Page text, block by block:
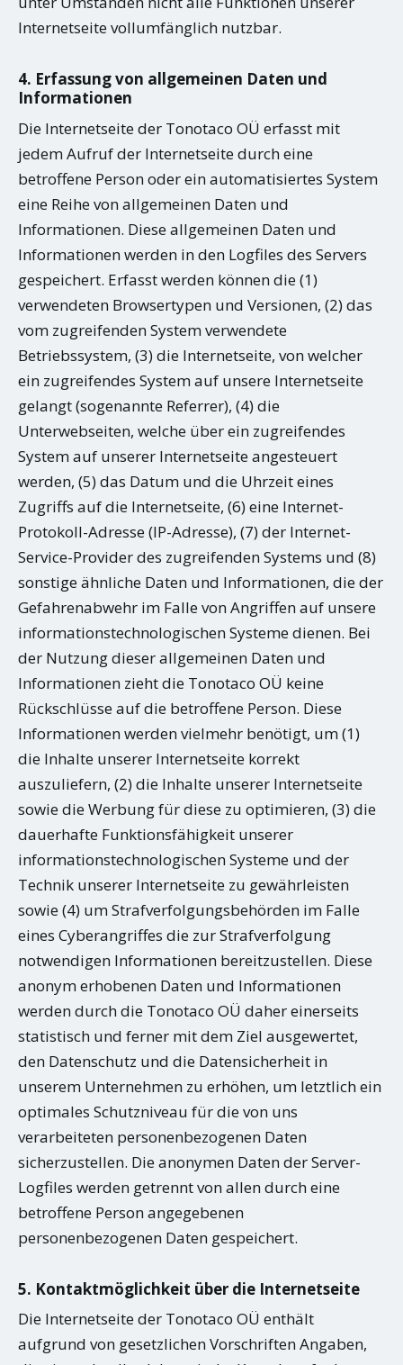
Internetseite vollumfänglich nutzbar.
4. Erfassung von allgemeinen Daten und
Informationen
Die Internetseite der Tonotaco OÜ erfasst mit
jedem Aufruf der Internetseite durch eine
betroffene Person oder ein automatisiertes System
eine Reihe von allgemeinen Daten und
Informationen. Diese allgemeinen Daten und
Informationen werden in den Logfiles des Servers
gespeichert. Erfasst werden können die (1)
verwendeten Browsertypen und Versionen, (2) das
vom zugreifenden System verwendete
Betriebssystem, (3) die Internetseite, von welcher
ein zugreifendes System auf unsere Internetseite
gelangt (sogenannte Referrer), (4) die
Unterwebseiten, welche über ein zugreifendes
System auf unserer Internetseite angesteuert
werden, (5) das Datum und die Uhrzeit eines
Zugriffs auf die Internetseite, (6) eine Internet-
Protokoll-Adresse (IP-Adresse), (7) der Internet-
Service-Provider des zugreifenden Systems und (8)
sonstige ähnliche Daten und Informationen, die der
Gefahrenabwehr im Falle von Angriffen auf unsere
informationstechnologischen Systeme dienen. Bei
der Nutzung dieser allgemeinen Daten und
Informationen zieht die Tonotaco OÜ keine
Rückschlüsse auf die betroffene Person. Diese
Informationen werden vielmehr benötigt, um (1)
die Inhalte unserer Internetseite korrekt
auszuliefern, (2) die Inhalte unserer Internetseite
sowie die Werbung für diese zu optimieren, (3) die
dauerhafte Funktionsfähigkeit unserer
informationstechnologischen Systeme und der
Technik unserer Internetseite zu gewährleisten
sowie (4) um Strafverfolgungsbehörden im Falle
eines Cyberangriffes die zur Strafverfolgung
notwendigen Informationen bereitzustellen. Diese
anonym erhobenen Daten und Informationen
werden durch die Tonotaco OÜ daher einerseits
statistisch und ferner mit dem Ziel ausgewertet,
den Datenschutz und die Datensicherheit in
unserem Unternehmen zu erhöhen, um letztlich ein
optimales Schutzniveau für die von uns
verarbeiteten personenbezogenen Daten
sicherzustellen. Die anonymen Daten der Server-
Logfiles werden getrennt von allen durch eine
betroffene Person angegebenen
personenbezogenen Daten gespeichert.
5. Kontaktmöglichkeit über die Internetseite
Die Internetseite der Tonotaco OÜ enthält
aufgrund von gesetzlichen Vorschriften Angaben,